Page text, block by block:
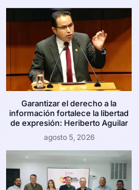
Garantizar el derecho a la
información fortalece la libertad
de expresión: Heriberto Aguilar
agosto 5, 2026